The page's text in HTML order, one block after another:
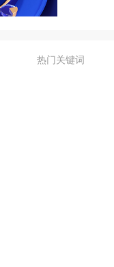
热门关键词